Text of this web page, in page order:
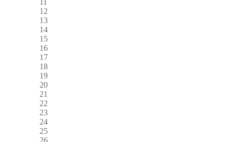
12
13
14
15
16
17
18
19
20
21
22
23
24
25
26